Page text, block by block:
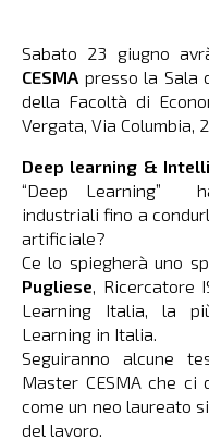
Sabato 23 giugno
CESMA presso la Sala
della Facoltà di
Vergata, Via Columbia,
Deep learning &
“Deep Learning”
industriali fino a
artificiale?
Ce lo spiegherà uno
Pugliese, Ricercatore
Learning Italia, la
Learning in Italia.
Seguiranno alcune
Master CESMA che
come un neo laureato
del lavoro.